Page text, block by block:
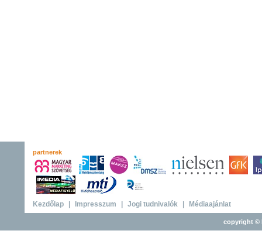
partnerek
Kezdőlap Impresszum Jogi tudnivalók Médiaajánlat
copyright ©